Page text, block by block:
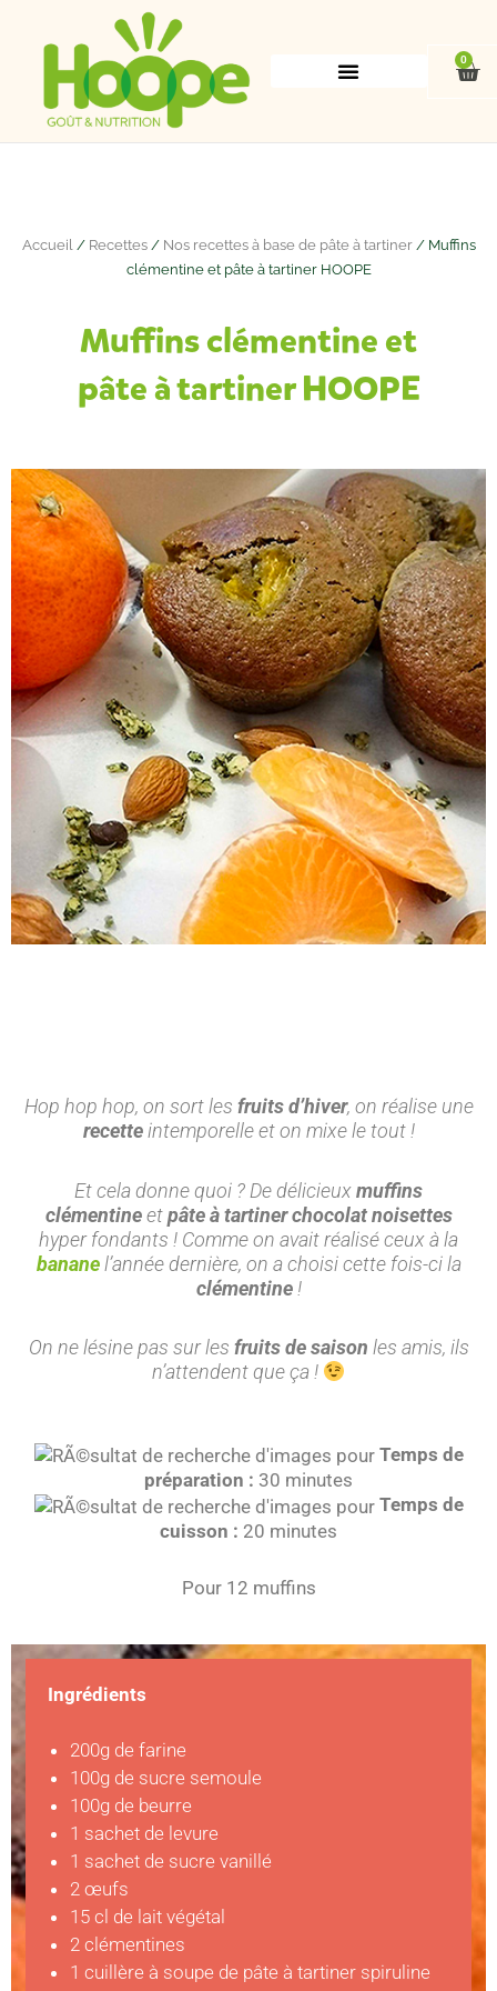
0
Accueil / Recettes/ Nos recettes à base de pâte à tartiner/ Muffins
clémentine et pâte à tartiner HOOPE
Muffins clémentine et
pâte à tartiner HOOPE
Hop hop hop, on sort les fruits d’hiver, on réalise une
recetteintemporelle et on mixe le tout !
Et cela donne quoi ? De délicieuxmuffins
clémentineetpâte à tartiner chocolat noisettes
hyper fondants ! Comme on avait réalisé ceux à la
bananel’année dernière, on a choisi cette fois-ci la
clémentine!
On ne lésine pas sur les fruits de saison les amis, ils
n’attendent que ça !
Temps de
préparation : 30 minutes
Temps de
cuisson : 20 minutes
Pour 12 muffins
Ingrédients
200g de farine
100g de sucre semoule
100g de beurre
1 sachet de levure
1 sachet de sucre vanillé
2 œufs
15 cl de lait végétal
2 clémentines
1 cuillère à soupe de pâte à tartiner spiruline